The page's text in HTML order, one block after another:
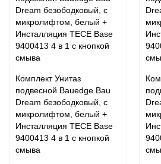
Комплект Унитаз
подвесной Bauedge Bau
Dream безободковый, с
микролифтом, белый +
Инсталляция TECE Base
9400413 4 в 1 с кнопкой
смыва